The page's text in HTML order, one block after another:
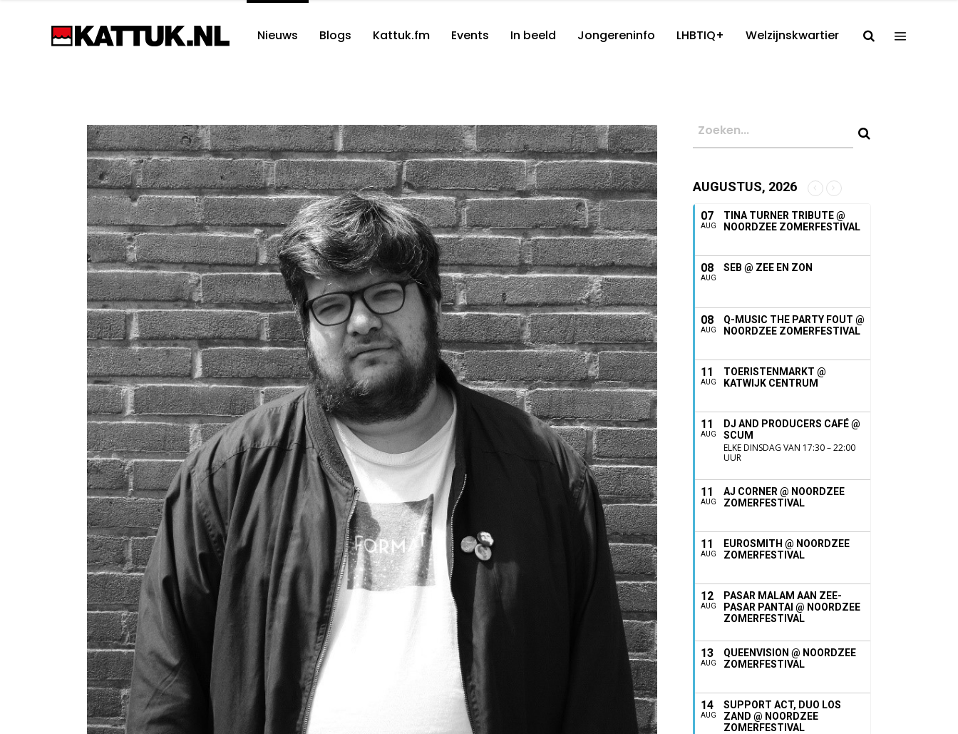
Nieuws Blogs Kattuk.fm Events In beeld Jongereninfo LHBTIQ+ Welzijnskwartier
AUGUSTUS, 2026
07
AUG
TINA TURNER TRIBUTE @
NOORDZEE ZOMERFESTIVAL
08
AUG
SEB @ ZEE EN ZON
08
AUG
Q-MUSIC THE PARTY FOUT @
NOORDZEE ZOMERFESTIVAL
11
AUG
TOERISTENMARKT @
KATWIJK CENTRUM
11
AUG
DJ AND PRODUCERS CAFÉ @
SCUM
ELKE DINSDAG VAN 17:30 – 22:00
UUR
11
AUG
AJ CORNER @ NOORDZEE
ZOMERFESTIVAL
11
AUG
EUROSMITH @ NOORDZEE
ZOMERFESTIVAL
12
AUG
PASAR MALAM AAN ZEE-
PASAR PANTAI @ NOORDZEE
ZOMERFESTIVAL
13
AUG
QUEENVISION @ NOORDZEE
ZOMERFESTIVAL
14
AUG
SUPPORT ACT, DUO LOS
ZAND @ NOORDZEE
ZOMERFESTIVAL